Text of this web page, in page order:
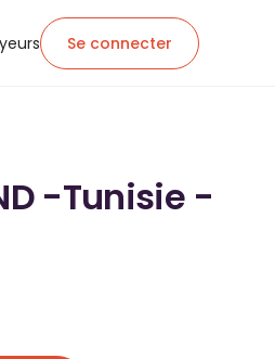
Se connecter
-Tunisie -